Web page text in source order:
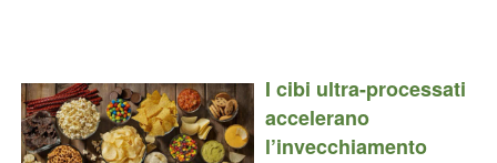
I cibi ultra-processati
accelerano
l’invecchiamento